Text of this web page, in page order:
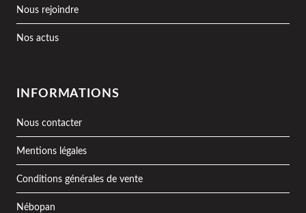
Nous rejoindre
Nos actus
INFORMATIONS
Nous contacter
Mentions légales
Conditions générales de vente
Nébopan